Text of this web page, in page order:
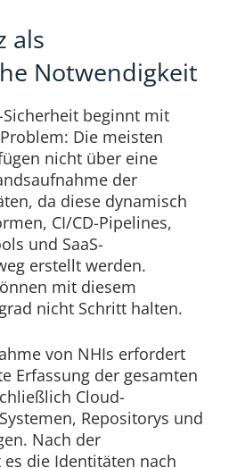
als
Notwendigkeit
beginnt mit
Die meisten
nicht über eine
der
da diese dynamisch
CI/CD-Pipelines,
und SaaS-
erstellt werden.
mit diesem
nicht Schritt halten.
von NHIs erfordert
Erfassung der gesamten
Cloud-
Repositorys und
Nach der
die Identitäten nach